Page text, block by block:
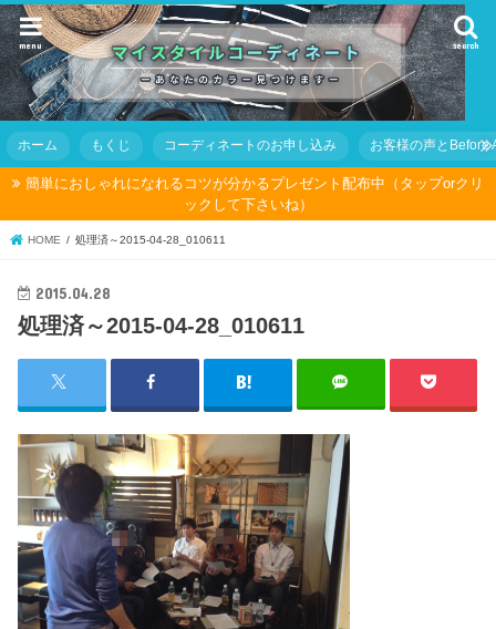
search
menu
ホーム もくじ コーディネートのお申し込み お客様の声とBefore
簡単におしゃれになれるコツが分かるプレゼント配布中（タップorクリ
ックして下さいね）
HOME 処理済～2015-04-28_010611
2015.04.28
処理済～2015-04-28_010611